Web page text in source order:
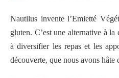
Nautilus invente l’Emietté
gluten. C’est une alternative à
à diversifier les repas et les
découverte, que nous avons hâte